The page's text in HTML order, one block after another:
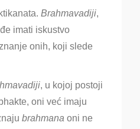
. Brahmavadiji,
imati iskustvo
onih, koji slede
, u kojoj postoji
oni već imaju
brahmana oni ne